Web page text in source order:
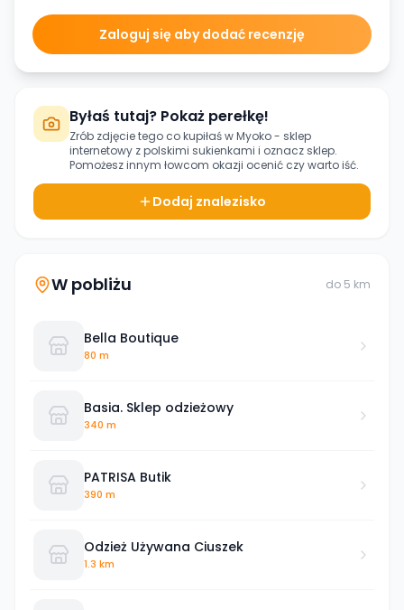
Zaloguj się aby dodać recenzję
Byłaś tutaj? Pokaż perełkę!
Zrób zdjęcie tego co kupiłaś wMyoko - sklep
internetowy z polskimi sukienkami i oznacz sklep.
Pomożesz innym łowcom okazji ocenić czy warto iść.
Dodaj znalezisko
W pobliżu do 5 km
Bella Boutique
80 m
Basia. Sklep odzieżowy
340 m
PATRISA Butik
390 m
Odzież Używana Ciuszek
1.3 km